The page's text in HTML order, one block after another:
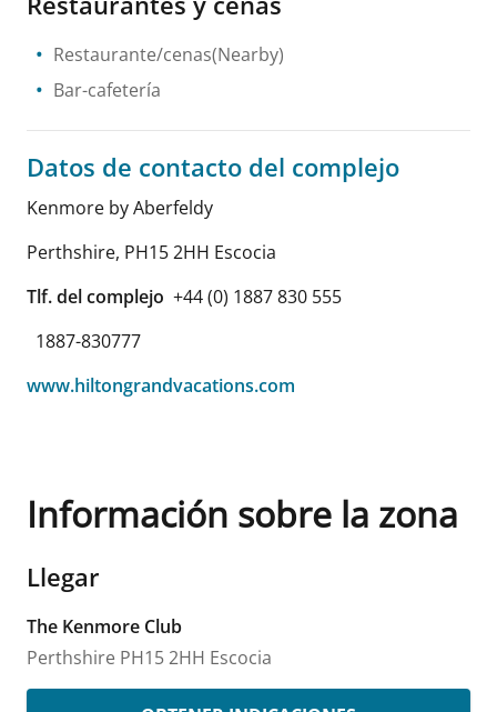
Restaurante/cenas(Nearby)
Bar-cafetería
Datos de contacto del complejo
Kenmore by Aberfeldy
Perthshire, PH15 2HH Escocia
Tlf. del complejo +44 (0) 1887 830 555
1887-830777
www.hiltongrandvacations.com
Información sobre la zona
Llegar
The Kenmore Club
Perthshire PH15 2HH Escocia